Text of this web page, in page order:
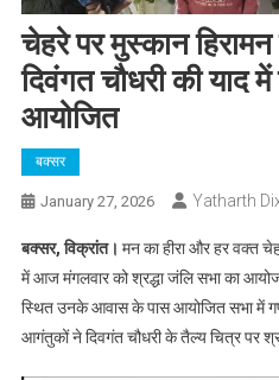
चेहरे पर मुस्कान
दिवंगत चौधरी की याद
आयोजित
बक्सर
January 27, 2026 Yatharth
बक्सर, विक्रांत। मन का हीरा और हर वक्त
में आज मंगलवार को श्रद्धा जंलि सभा का
स्थित उनके आवास के पास आयोजित सभा में
आगंतुकों ने दिवगंत चौधरी के तैल्य चित्र पर